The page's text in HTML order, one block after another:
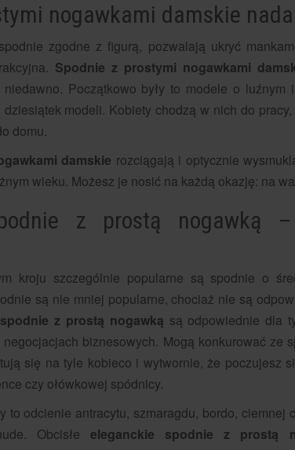
nogawkami damskie
zgodne z figurą, pozwalają ukryć
Spodnie z prostymi nogawkami
Początkowo były to modele o luźnym
modeli. Kobiety chodzą w nich do
domu.
damskie rozciągają i optycznie
wieku. Możesz je nosić na każdą okazję: na
z prostą nogawką
kroju szczególnie popularne są spodnie o
są nie mniej popularne, chociaż nie są
z prostą nogawką są odpowiednie dla
biznesowych. Mogą konkurować ze
się na tyle kobieco i wytwornie, że poczujesz
czy ołówkowej spódnicy.
to odcienie antracytu, szmaragdu, bordo, ciemnej
Obcisłe eleganckie spodnie z prostą